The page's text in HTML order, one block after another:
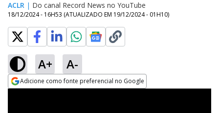
ACLR | Do canal Record News no YouTube
18/12/2024 - 16H53 (ATUALIZADO EM 19/12/2024 - 01H10)
A+ A-
Adicione como fonte preferencial no Google